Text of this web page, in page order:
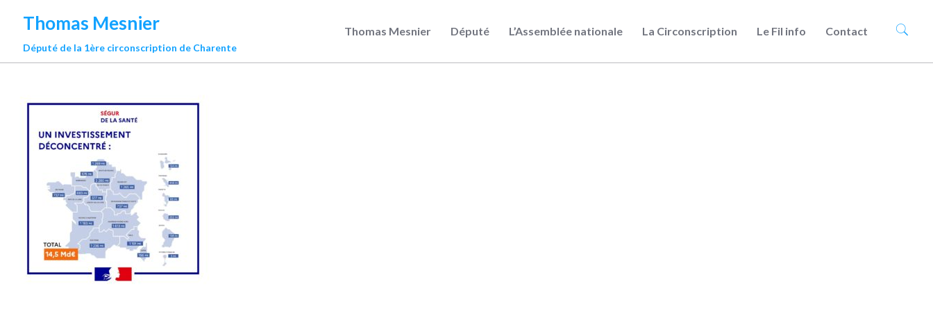
Thomas Mesnier
Député de la 1ère circonscription de Charente
Thomas Mesnier Député L’Assemblée nationale La Circonscription Le Fil info Contact